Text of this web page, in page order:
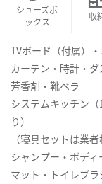
シューズボ
ックス
収
TVボード（付属）
カーテン・時計・
芳香剤・靴ベラ
システムキッチン
り）
（寝具セットは業
シャンプー・ボデ
マット・トイレブ